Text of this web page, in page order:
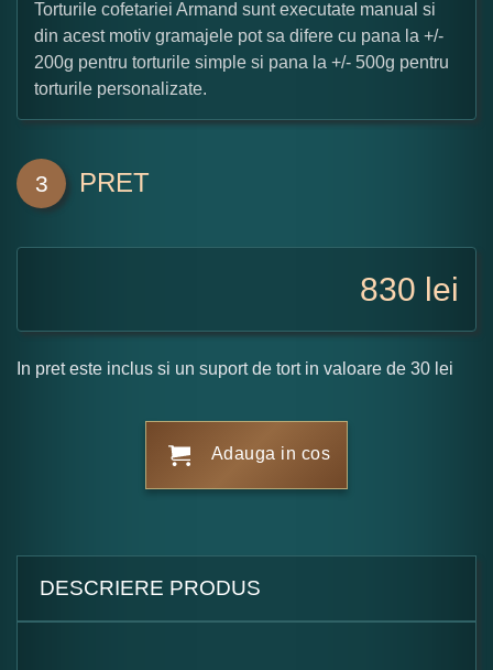
Torturile cofetariei Armand sunt executate manual si
din acest motiv gramajele pot sa difere cu pana la +/-
200g pentru torturile simple si pana la +/- 500g pentru
torturile personalizate.
3 PRET
830 lei
In pret este inclus si un suport de tort in valoare de 30 lei
Adauga in cos
DESCRIERE PRODUS